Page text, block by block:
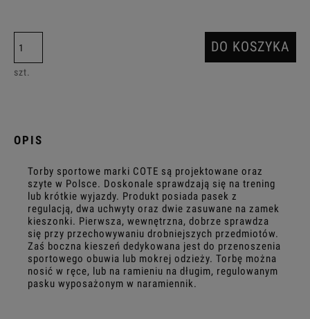
szt.
DO KOSZYKA
OPIS
Torby sportowe marki COTE są projektowane oraz
szyte w Polsce. Doskonale sprawdzają się na trening
lub krótkie wyjazdy. Produkt posiada pasek z
regulacją, dwa uchwyty oraz dwie zasuwane na zamek
kieszonki. Pierwsza, wewnętrzna, dobrze sprawdza
się przy przechowywaniu drobniejszych przedmiotów.
Zaś boczna kieszeń dedykowana jest do przenoszenia
sportowego obuwia lub mokrej odzieży. Torbę można
nosić w ręce, lub na ramieniu na długim, regulowanym
pasku wyposażonym w naramiennik.